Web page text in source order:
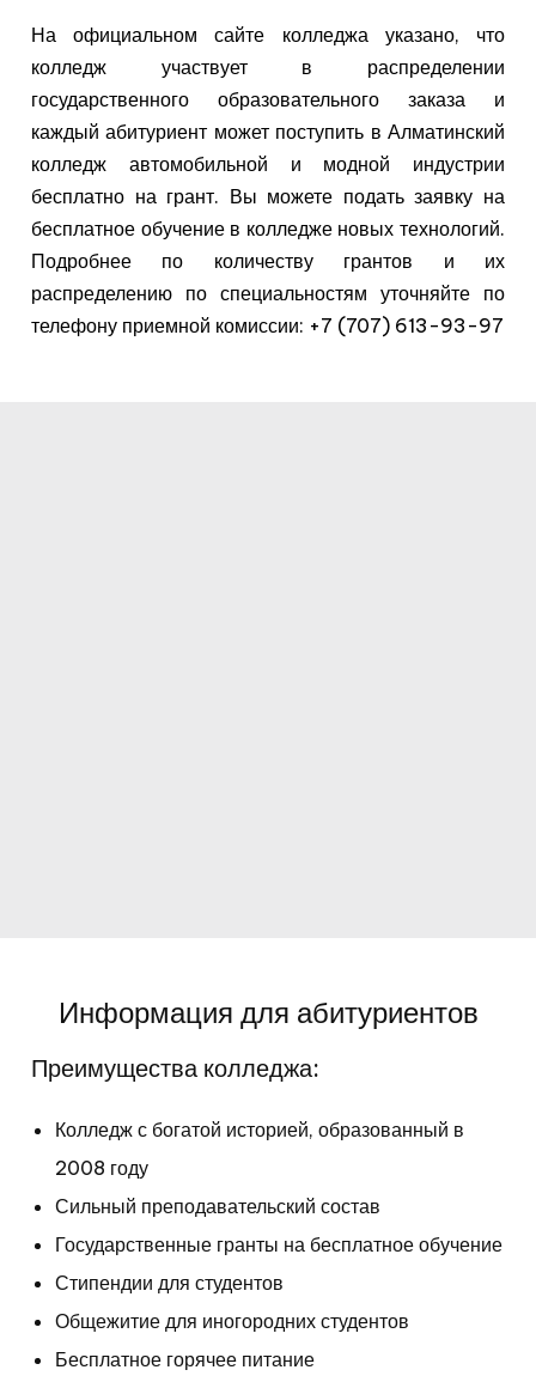
На официальном сайте колледжа указано, что
колледж участвует в распределении
государственного образовательного заказа и
каждый абитуриент может поступить в Алматинский
колледж автомобильной и модной индустрии
бесплатно на грант. Вы можете подать заявку на
бесплатное обучение в колледже новых технологий.
Подробнее по количеству грантов и их
распределению по специальностям уточняйте по
телефону приемной комиссии: +7 (707) 613-93-97
Информация для абитуриентов
Преимущества колледжа:
Колледж с богатой историей, образованный в
2008 году
Сильный преподавательский состав
Государственные гранты на бесплатное обучение
Стипендии для студентов
Общежитие для иногородних студентов
Бесплатное горячее питание